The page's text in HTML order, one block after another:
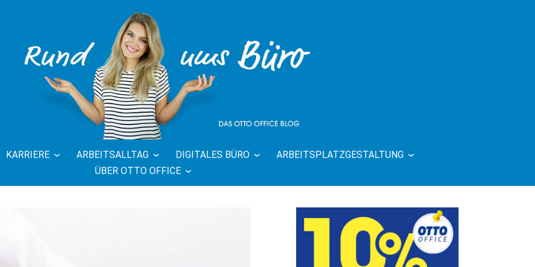
BLOG | RUND UMS
KARRIERE ARBEITSALLTAG DIGITALES BÜRO
ARBEITSPLATZGESTALTUNG
ÜBER OTTO OFFICE